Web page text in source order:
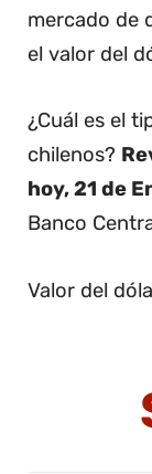
mercado de
el valor del
¿Cuál es el
chilenos?
hoy, 21 de
Banco
Valor del